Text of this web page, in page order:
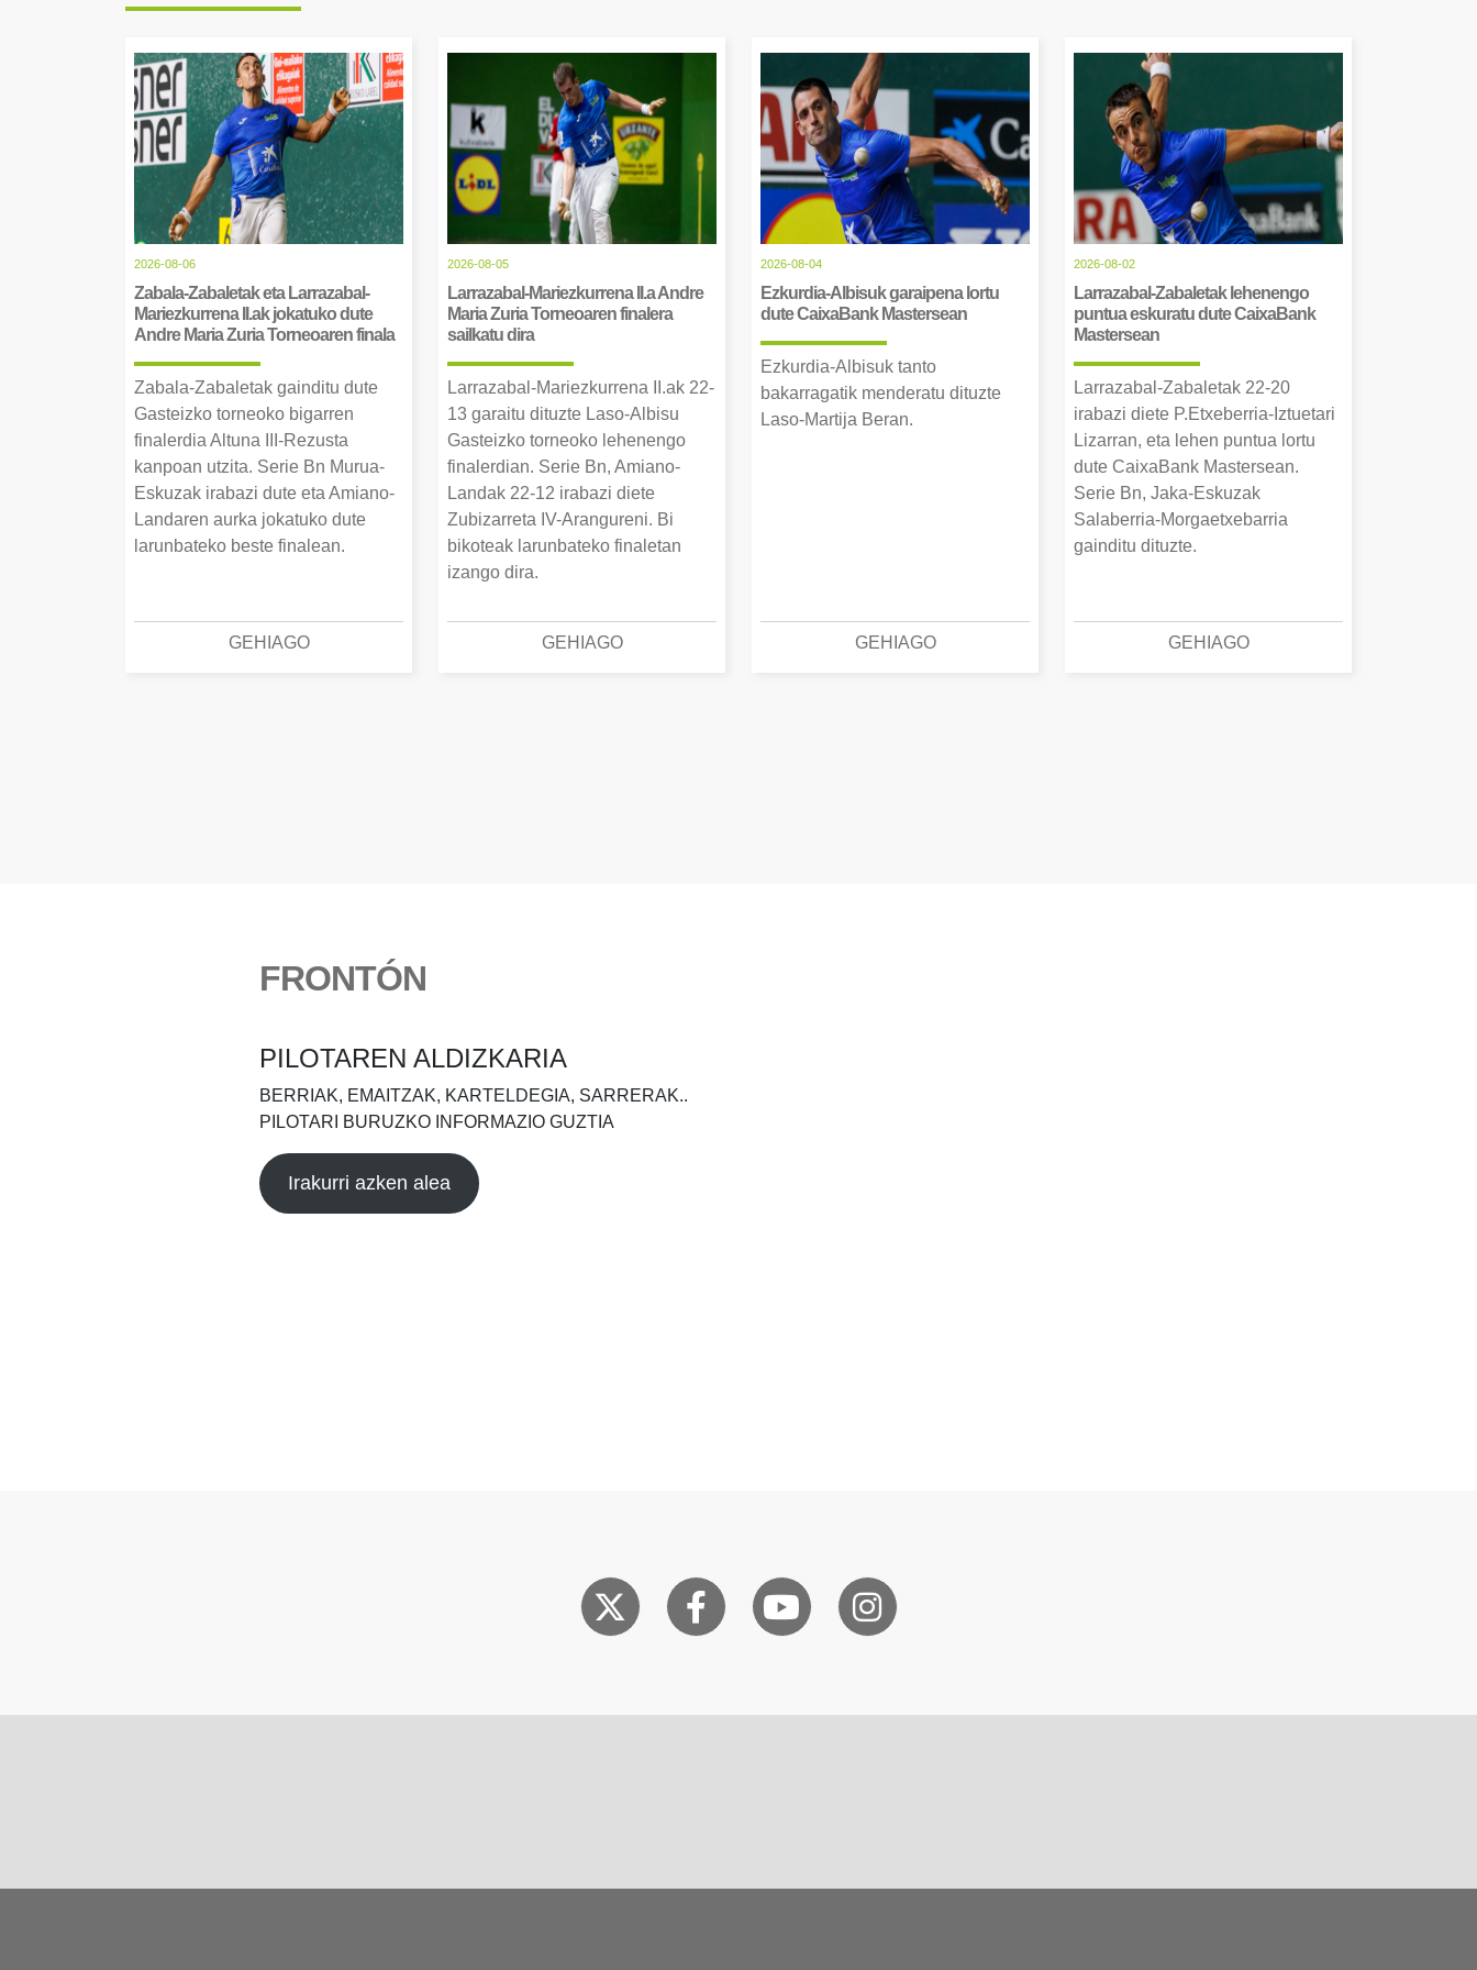
2026-08-06
Zabala-Zabaletak eta Larrazabal-
Mariezkurrena II.ak jokatuko dute
Andre Maria Zuria Torneoaren finala
Zabala-Zabaletak gainditu dute
Gasteizko torneoko bigarren
finalerdia Altuna III-Rezusta
kanpoan utzita. Serie Bn Murua-
Eskuzak irabazi dute eta Amiano-
Landaren aurka jokatuko dute
larunbateko beste finalean.
GEHIAGO
2026-08-05
Larrazabal-Mariezkurrena II.a Andre
Maria Zuria Torneoaren finalera
sailkatu dira
Larrazabal-Mariezkurrena II.ak 22-
13 garaitu dituzte Laso-Albisu
Gasteizko torneoko lehenengo
finalerdian. Serie Bn, Amiano-
Landak 22-12 irabazi diete
Zubizarreta IV-Arangureni. Bi
bikoteak larunbateko finaletan
izango dira.
GEHIAGO
2026-08-04
Ezkurdia-Albisuk garaipena lortu
dute CaixaBank Mastersean
Ezkurdia-Albisuk tanto
bakarragatik menderatu dituzte
Laso-Martija Beran.
GEHIAGO
2026-08-02
Larrazabal-Zabaletak lehenengo
puntua eskuratu dute CaixaBank
Mastersean
Larrazabal-Zabaletak 22-20
irabazi diete P.Etxeberria-Iztuetari
Lizarran, eta lehen puntua lortu
dute CaixaBank Mastersean.
Serie Bn, Jaka-Eskuzak
Salaberria-Morgaetxebarria
gainditu dituzte.
GEHIAGO
FRONTÓN
PILOTAREN ALDIZKARIA
BERRIAK, EMAITZAK, KARTELDEGIA, SARRERAK..
PILOTARI BURUZKO INFORMAZIO GUZTIA
Irakurri azken alea